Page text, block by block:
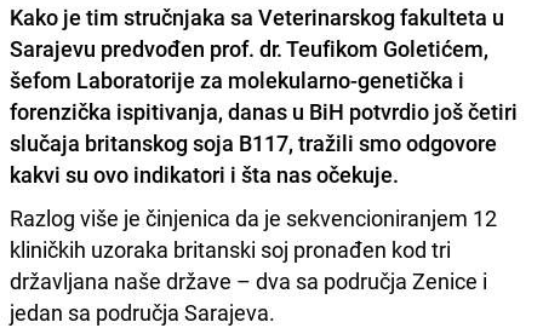
Kako je tim stručnjaka sa Veterinarskog fakulteta u
Sarajevu predvođen prof. dr. Teufikom Goletićem,
šefom Laboratorije za molekularno-genetička i
forenzička ispitivanja, danas u BiH potvrdio još četiri
slučaja britanskog soja B117, tražili smo odgovore
kakvi su ovo indikatori i šta nas očekuje.
Razlog više je činjenica da je sekvencioniranjem 12
kliničkih uzoraka britanski soj pronađen kod tri
državljana naše države – dva sa područja Zenice i
jedan sa područja Sarajeva.